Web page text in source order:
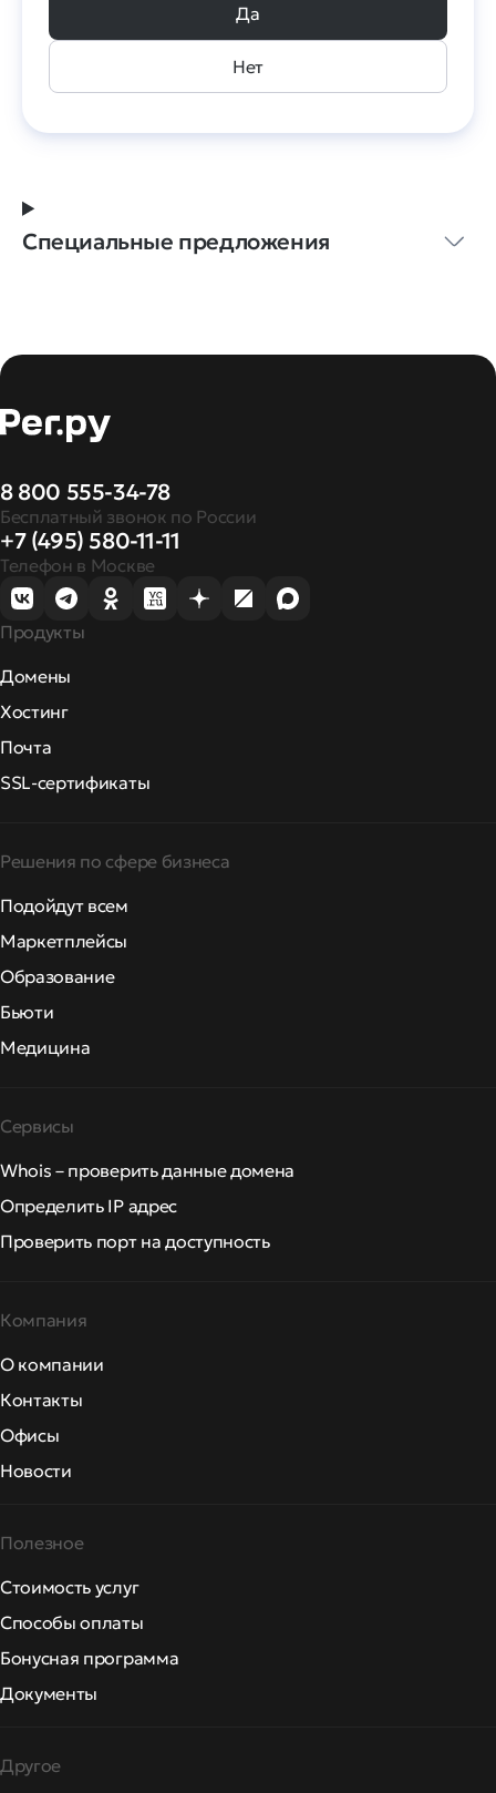
Да
Нет
Специальные предложения
8 800 555-34-78
Бесплатный звонок по России
+7 (495) 580-11-11
Телефон в Москве
Продукты
Домены
Хостинг
Почта
SSL-сертификаты
Решения по сфере бизнеса
Подойдут всем
Маркетплейсы
Образование
Бьюти
Медицина
Сервисы
Whois – проверить данные домена
Определить IP адрес
Проверить порт на доступность
Компания
О компании
Контакты
Офисы
Новости
Полезное
Стоимость услуг
Способы оплаты
Бонусная программа
Документы
Другое